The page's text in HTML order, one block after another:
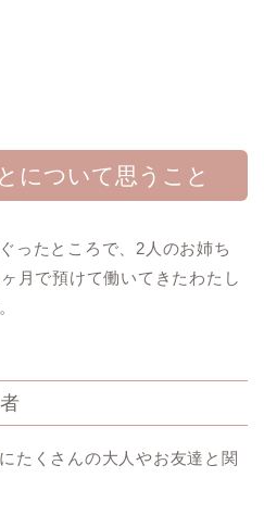
について思うこと
ったところで、2人のお姉ち
月で預けて働いてきたわたし
たくさんの大人やお友達と関